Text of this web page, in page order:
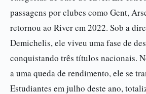
passagens por clubes como Gent,
retornou ao River em 2022. Sob a
Demichelis, ele viveu uma fase de
conquistando três títulos nacionais.
a uma queda de rendimento, ele se
Estudiantes em julho deste ano,